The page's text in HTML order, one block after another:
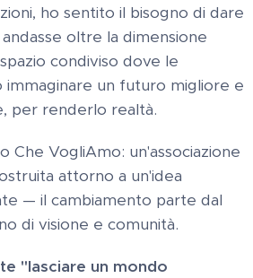
ho sentito il bisogno di dare
oltre la dimensione
condiviso dove le
un futuro migliore e
per renderlo realtà.
Che VogliAmo: un'associazione
attorno a un'idea
— il cambiamento parte dal
di visione e comunità.
"lasciare un mondo